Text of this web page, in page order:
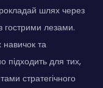
шлях через
гострими лезами.
та
підходить для тих,
стратегічного